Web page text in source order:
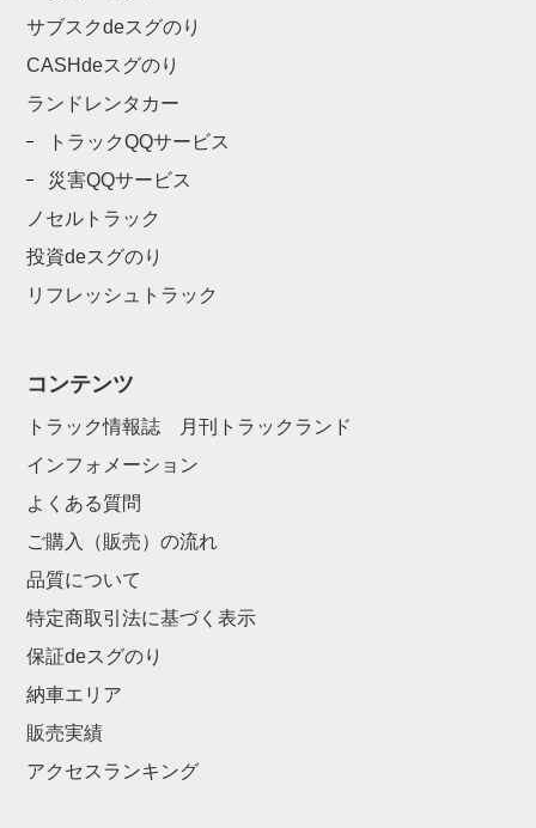
サブスクdeスグのり
CASHdeスグのり
ランドレンタカー
トラックQQサービス
災害QQサービス
ノセルトラック
投資deスグのり
リフレッシュトラック
コンテンツ
トラック情報誌 月刊トラックランド
インフォメーション
よくある質問
ご購入（販売）の流れ
品質について
特定商取引法に基づく表示
保証deスグのり
納車エリア
販売実績
アクセスランキング